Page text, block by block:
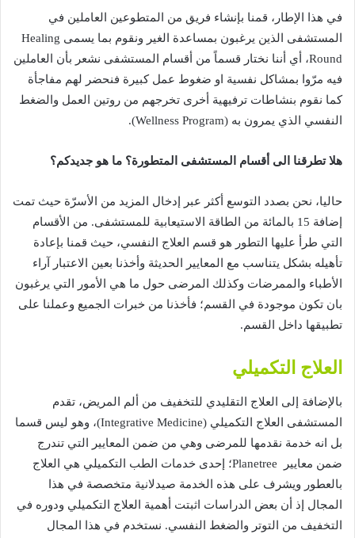
في هذا الإطار، قمنا بإنشاء فريق من المتطوعين العاملين في
المستشفى
الذين يرغبون بمساعدة الغير ونقوم بما يسمى Healing
Round، أي أننا نختار قسماً من أقسام المستشفى نشعر بأن
العاملين
فيه مرّوا بمشاكل نفسية او ضغوط عمل كبيرة فنحضر لهم مفاجأة
كما نقوم بنشاطات ترفيهية أخرى تخرجهم من روتين العمل والضغط
النفسي
الذي يمرون به (Wellness Program).
هلا تطرقنا الى أقسام المستشفى المتطورة؟ ما هو جديدكم؟
حاليا، نحن بصدد التوسع أكثر عبر إدخال المزيد من الأسرّة حيث تمت
إضافة
بالمائة من الطاقة الاستيعابية للمستشفى. من
الأقسام
التي طرأ عليها التطور هو قسم العلاج النفسي، حيث قمنا بإعادة
تأهيله بشكل يتناسب مع المعايير الحديثة وأخذنا بعين الاعتبار
آراء
الأطباء والممرضات وكذلك المرضى حول ما هي الأمور التي يرغبون
بان تكون موجودة في القسم؛ فأخذنا من خبرات الجميع وعملنا على
تطبيقها داخل القسم.
العلاج التكميلي
بالإضافة إلى العلاج التقليدي للتخفيف من ألم المريض، تقدم
المستشفى
العلاج التكميلي (Integrative Medicine) ، وهو ليس قسما
بل
انه خدمة نقدمها للمرضى وهي من ضمن المعايير التي تندرج
ضمن معايير Planetree؛ إحدى خدمات الطب التكميلي هي
العلاج
بالعطور ويشرف على هذه الخدمة صيدلانية متخصصة في هذا
المجال
إذ أن بعض الدراسات اثبتت أهمية العلاج التكميلي ودوره في
التخفيف من التوتر والضغط النفسي. نستخدم في هذا
المجال